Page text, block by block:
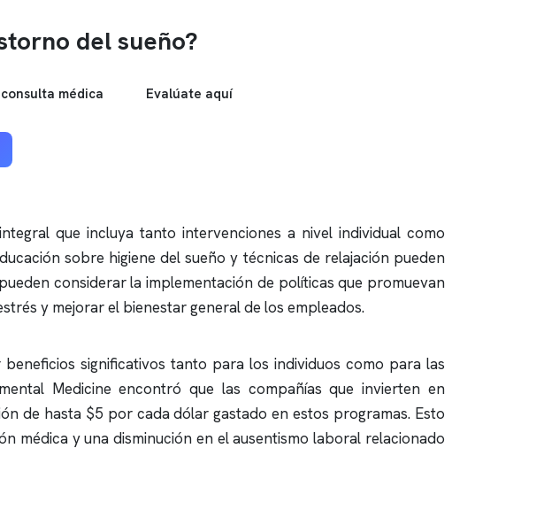
del sueño?
médica Evalúate aquí
que incluya tanto intervenciones a nivel individual como
sobre higiene del sueño y técnicas de relajación pueden
considerar la implementación de políticas que promuevan
y mejorar el bienestar general de los empleados.
significativos tanto para los individuos como para las
Medicine encontró que las compañías que invierten en
de hasta $5 por cada dólar gastado en estos programas. Esto
médica y una disminución en el ausentismo laboral relacionado